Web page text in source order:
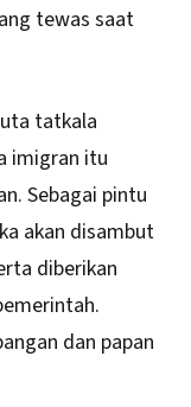
tewas saat
tatkala
imigran itu
Sebagai pintu
akan disambut
diberikan
dan papan